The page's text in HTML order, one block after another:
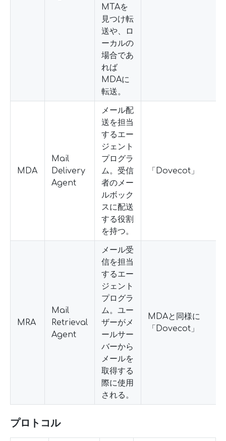
MTAを
見つけ転
送や、ロ
ーカルの
場合であ
れば
MDAに
転送。
MDA
Mail
Delivery
Agent
メール配
送を担当
するエー
ジェント
プログラ
ム。受信
者のメー
ルボック
スに配送
する役割
を持つ。
「Dovecot」
MRA
Mail
Retrieval
Agent
メール受
信を担当
するエー
ジェント
プログラ
ム。ユー
ザーがメ
ールサー
バーから
メールを
取得する
際に使用
される。
MDAと同様に
「Dovecot」
プロトコル